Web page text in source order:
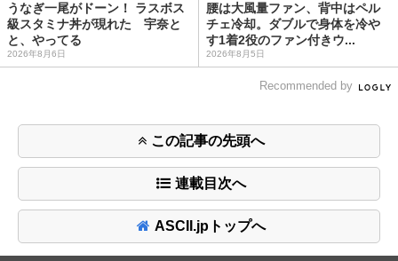
うなぎ一尾がドーン！ ラスボス
級スタミナ丼が現れた 宇奈と
と、やってる
2026年8月6日
腰は大風量ファン、背中はペル
チェ冷却。ダブルで身体を冷や
す1着2役のファン付きウ...
2026年8月5日
Recommended by
この記事の先頭へ
連載目次へ
ASCII.jpトップへ